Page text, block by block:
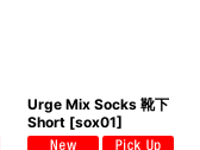
Urge Mix Socks 靴下
Short [sox01]